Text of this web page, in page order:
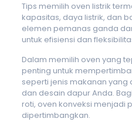
Tips memilih oven listrik
kapasitas, daya listrik, dan
elemen pemanas ganda
untuk efisiensi dan
Dalam memilih oven yang
penting untuk
seperti jenis makanan yang
dan desain dapur Anda.
roti, oven konveksi menjadi
dipertimbangkan.